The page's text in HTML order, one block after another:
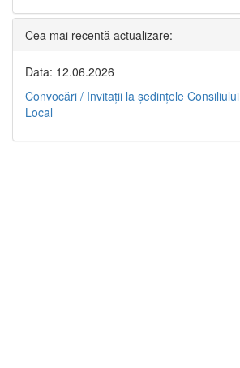
Cea mai recentă actualizare:
Data: 12.06.2026
Convocări / Invitaţii la şedinţele Consiliului
Local